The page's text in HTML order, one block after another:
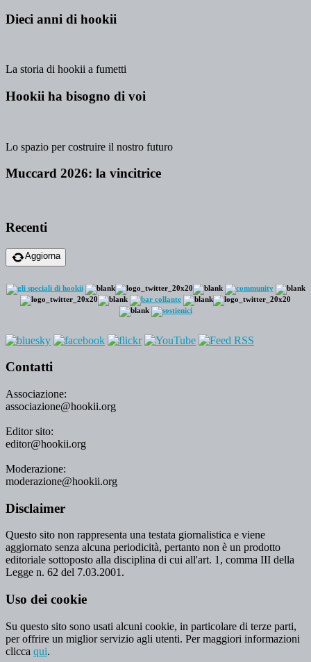
Dieci anni di hookii
La storia di hookii a fumetti
Hookii ha bisogno di voi
Lo spazio per costruire il nostro futuro
Muccard 2026: la vincitrice
Recenti
Aggiorna
Contatti
Associazione:
associazione@hookii.org
Editor sito:
editor@hookii.org
Moderazione:
moderazione@hookii.org
Disclaimer
Questo sito non rappresenta una testata giornalistica e viene
aggiornato senza alcuna periodicità, pertanto non è un prodotto
editoriale sottoposto alla disciplina di cui all'art. 1, comma III della
Legge n. 62 del 7.03.2001.
Uso dei cookie
Su questo sito sono usati alcuni cookie, in particolare di terze parti,
per offrire un miglior servizio agli utenti. Per maggiori informazioni
clicca qui.